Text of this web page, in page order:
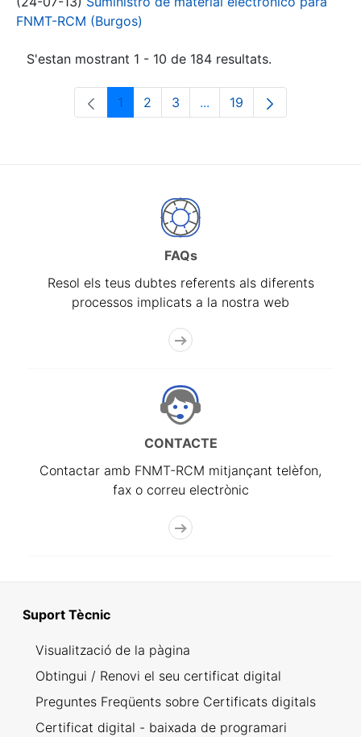
FNMT-RCM (Burgos)
S'estan mostrant 1 - 10 de 184 resultats.
Pàgina
1 Pàgina
2 Pàgina
3 ...Pàgines intermèdies
Pàgina
19
FAQs
Resol els teus dubtes referents als diferents
processos implicats a la nostra web
CONTACTE
Contactar amb FNMT-RCM mitjançant telèfon,
fax o correu electrònic
Suport Tècnic
Visualització de la pàgina
Obtingui / Renovi el seu certificat digital
Preguntes Freqüents sobre Certificats digitals
Certificat digital - baixada de programari